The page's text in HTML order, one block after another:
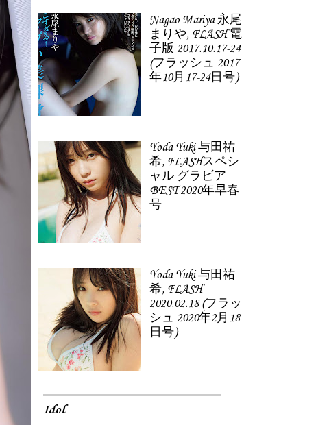
Nagao Mariya 永尾
まりや, FLASH 電
子版 2017.10.17-24
(フラッシュ 2017
年10月17-24日号)
Yoda Yuki 与田祐
希, FLASHスペシ
ャル グラビア
BEST 2020年早春
号
Yoda Yuki 与田祐
希, FLASH
2020.02.18 (フラッ
シュ 2020年2月18
日号)
Idol